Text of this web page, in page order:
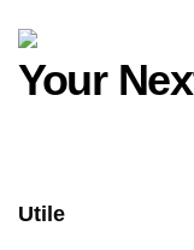
Your
Utile